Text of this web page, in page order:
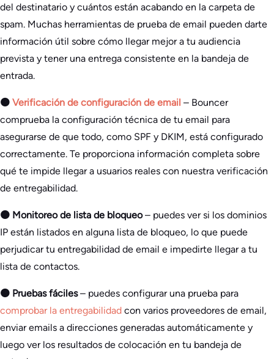
del destinatario y cuántos están acabando en la carpeta de
spam. Muchas herramientas de prueba de email pueden darte
información útil sobre cómo llegar mejor a tu audiencia
prevista y tener una entrega consistente en la bandeja de
entrada.
🟠 Verificación de configuración de email – Bouncer
comprueba la configuración técnica de tu email para
asegurarse de que todo, como SPF y DKIM, está configurado
correctamente. Te proporciona información completa sobre
qué te impide llegar a usuarios reales con nuestra verificación
de entregabilidad.
🟠 Monitoreo de lista de bloqueo– puedes ver si los dominios
IP están listados en alguna lista de bloqueo, lo que puede
perjudicar tu entregabilidad de email e impedirte llegar a tu
lista de contactos.
🟠 Pruebas fáciles– puedes configurar una prueba para
comprobar la entregabilidad con varios proveedores de email,
enviar emails a direcciones generadas automáticamente y
luego ver los resultados de colocación en tu bandeja de